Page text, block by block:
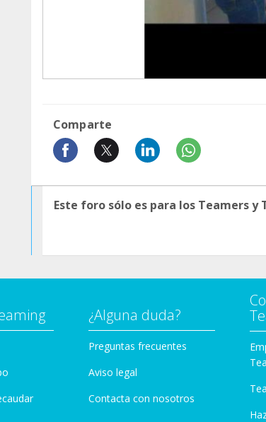
Comparte
Este foro sólo es para los Teamers
¿Alguna duda?
Preguntas frecuentes
Aviso legal
Contacta con nosotros